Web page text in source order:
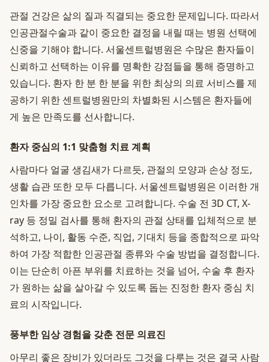
관절 건강은 삶의 질과 직결되는 중요한 문제입니다. 따라서
인공관절수술과 같이 중요한 결정을 내릴 때는 병원 선택에
신중을 기해야 합니다. 서울센트럴병원은 수많은 환자들이
신뢰하고 선택하는 이유를 명확한 강점들을 통해 증명하고
있습니다. 환자 한 분 한 분을 위한 최상의 의료 서비스를 제
공하기 위한 센트럴병원만의 차별화된 시스템은 환자들에
게 높은 만족도를 선사합니다.
환자 중심의 1:1 맞춤형 치료 계획
사람마다 얼굴 생김새가 다르듯, 관절의 모양과 손상 정도,
생활 습관 또한 모두 다릅니다. 서울센트럴병원은 이러한 개
인차를 가장 중요한 요소로 고려합니다. 수술 전 3D CT, X-
ray 등 정밀 검사를 통해 환자의 관절 상태를 입체적으로 분
석하고, 나이, 활동 수준, 직업, 기대치 등을 종합적으로 파악
하여 가장 적합한 인공관절 종류와 수술 방법을 결정합니다.
이는 단순히 아픈 부위를 치료하는 것을 넘어, 수술 후 환자
가 원하는 삶을 살아갈 수 있도록 돕는 진정한 환자 중심 치
료의 시작입니다.
풍부한 임상 경험을 갖춘 전문 의료진
아무리 좋은 장비가 있더라도 그것을 다루는 것은 결국 사람